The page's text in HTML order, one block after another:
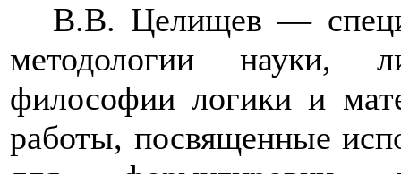
В.В. Целищев —
методологии науки,
философии логики и
работы, посвященные